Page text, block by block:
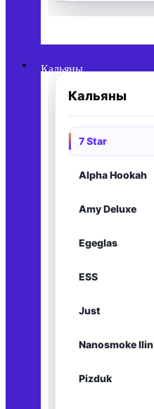
Кальяны
Кальяны
7 Star
Alpha Hookah
Amy Deluxe
Egeglas
ESS
Just
Nanosmoke Ilin
Pizduk